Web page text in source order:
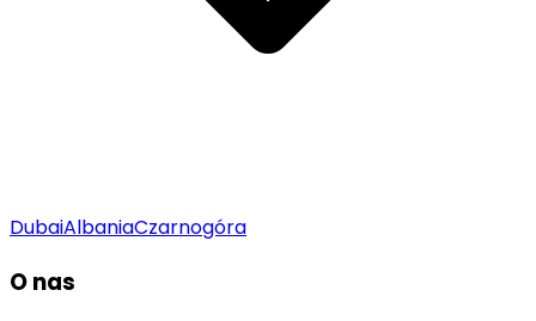
DubaiAlbaniaCzarnogóra
O nas